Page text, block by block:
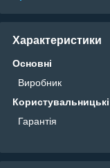
Характеристики
Основні
Виробник
Гарантія